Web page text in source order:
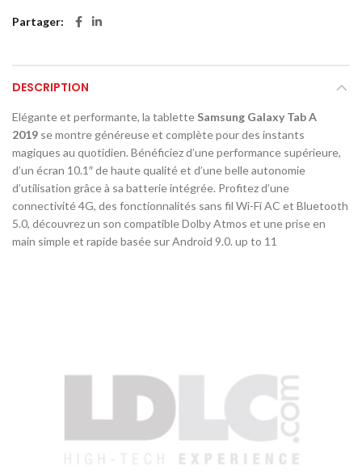
Partager
DESCRIPTION
Elégante et performante, la tablette Samsung Galaxy Tab A
2019 se montre généreuse et complète pour des instants
magiques au quotidien. Bénéficiez d’une performance supérieure,
d’un écran 10.1″ de haute qualité et d’une belle autonomie
d’utilisation grâce à sa batterie intégrée. Profitez d’une
connectivité 4G, des fonctionnalités sans fil Wi-Fi AC et Bluetooth
5.0, découvrez un son compatible Dolby Atmos et une prise en
main simple et rapide basée sur Android 9.0. up to 11